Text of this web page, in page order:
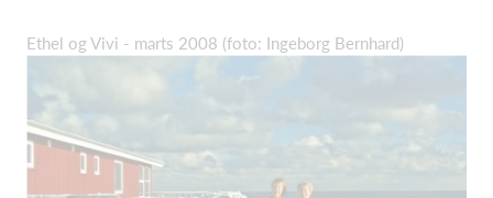
Ethel og Vivi - marts 2008 (foto: Ingeborg Bernhard)